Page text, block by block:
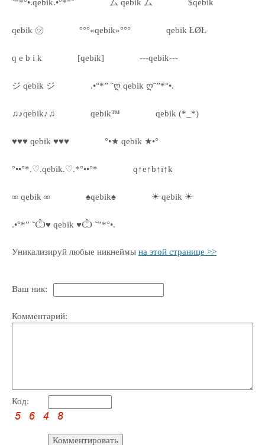
˜”*°•.qebik.•°*”˜ ム qebik ム $qebik
qebik ㋡ °°°«qebik»°°° qebik ŁØŁ
q e b i k [qebik] ---qebik---
ジ qebik ジ .•°*” ˜ღ qebik ღ˜”*°•.
♫♪qebik♪♫ qebik™ qebik (*_*)
♥♥♥ qebik ♥♥♥ °•★ qebik ★•°
°••°*.♡.qebik.♡.*°••°* q↑e↑b↑i↑k
∞ qebik ∞ ♠qebik♠ ☀ qebik ☀
.•°*” ˜Ѽ♥ qebik ♥Ѽ ˜”*°•.
Уникализируй любые никнеймы на этой странице >>
Ваш ник:
Комментарий:
Код: